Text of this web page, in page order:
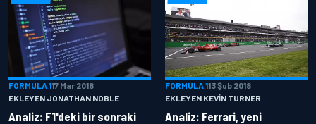
FORMULA 117 Mar 2018
EKLEYEN JONATHAN NOBLE
Analiz: F1'deki bir sonraki
FORMULA 113 Şub 2018
EKLEYEN KEVIN TURNER
Analiz: Ferrari, yeni